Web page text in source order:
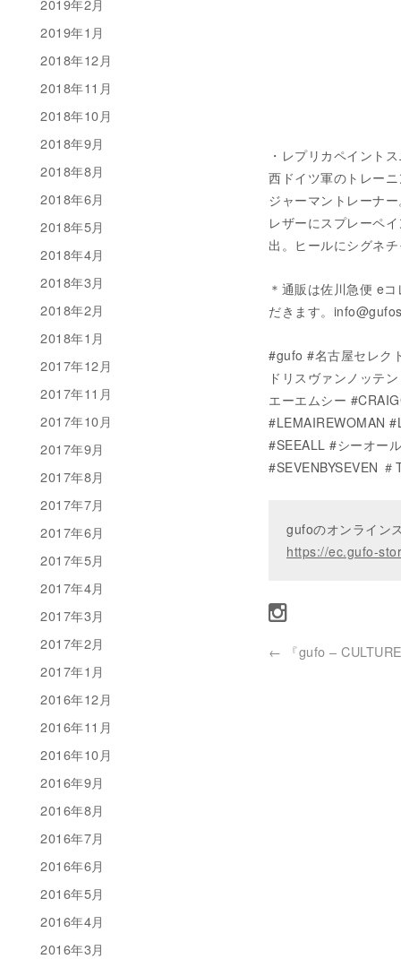
・レプリカペイント
西ドイツ軍のトレー
ジャーマントレーナ
レザーにスプレーペ
出。ヒールにシグネ
＊通販は佐川急便 e
だきます。
#gufo #名古屋セレク
ドリスヴァンノッテ
エーエムシー
#LEMAIREWOMAN
#SEEALL #シーオー
#SEVENBYSEVEN ＃
gufoのオンライン
https://ec.gufo-
← 『gufo –
2019年2月
2019年1月
2018年12月
2018年11月
2018年10月
2018年9月
2018年8月
2018年6月
2018年5月
2018年4月
2018年3月
2018年2月
2018年1月
2017年12月
2017年11月
2017年10月
2017年9月
2017年8月
2017年7月
2017年6月
2017年5月
2017年4月
2017年3月
2017年2月
2017年1月
2016年12月
2016年11月
2016年10月
2016年9月
2016年8月
2016年7月
2016年6月
2016年5月
2016年4月
2016年3月